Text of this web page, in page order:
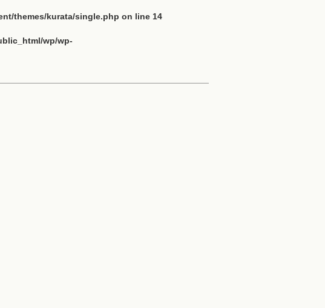
themes/kurata/single.php on line 14
wp/wp-